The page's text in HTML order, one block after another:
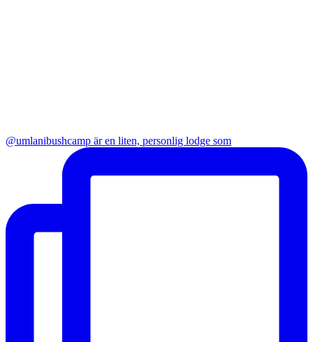
@umlanibushcamp är en liten, personlig lodge som